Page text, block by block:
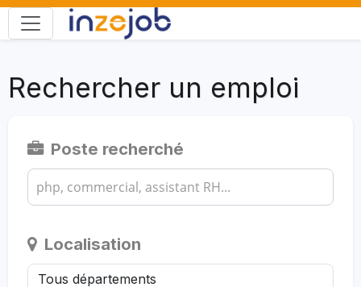
Rechercher un emploi
Poste recherché
Localisation